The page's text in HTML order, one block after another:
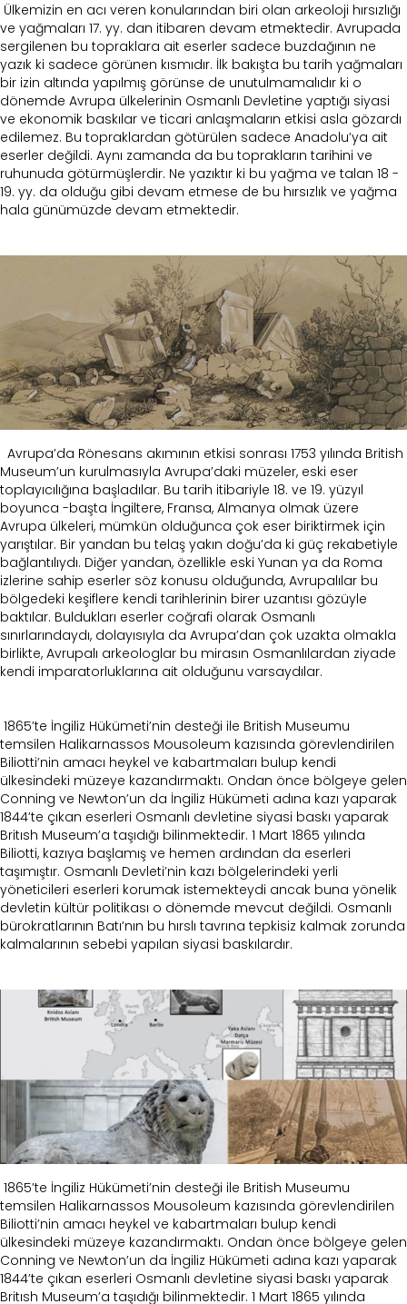
Ülkemizin en acı veren konularından biri olan arkeoloji hırsızlığı
ve yağmaları 17. yy. dan itibaren devam etmektedir. Avrupada
sergilenen bu topraklara ait eserler sadece buzdağının ne
yazık ki sadece görünen kısmıdır. İlk bakışta bu tarih yağmaları
bir izin altında yapılmış görünse de unutulmamalıdır ki o
dönemde Avrupa ülkelerinin Osmanlı Devletine yaptığı siyasi
ve ekonomik baskılar ve ticari anlaşmaların etkisi asla gözardı
edilemez. Bu topraklardan götürülen sadece Anadolu’ya ait
eserler değildi. Aynı zamanda da bu toprakların tarihini ve
ruhunuda götürmüşlerdir. Ne yazıktır ki bu yağma ve talan 18 -
19. yy. da olduğu gibi devam etmese de bu hırsızlık ve yağma
hala günümüzde devam etmektedir.
Avrupa’da Rönesans akımının etkisi sonrası 1753 yılında British
Museum’un kurulmasıyla Avrupa’daki müzeler, eski eser
toplayıcılığına başladılar. Bu tarih itibariyle 18. ve 19. yüzyıl
boyunca -başta İngiltere, Fransa, Almanya olmak üzere
Avrupa ülkeleri, mümkün olduğunca çok eser biriktirmek için
yarıştılar. Bir yandan bu telaş yakın doğu’da ki güç rekabetiyle
bağlantılıydı. Diğer yandan, özellikle eski Yunan ya da Roma
izlerine sahip eserler söz konusu olduğunda, Avrupalılar bu
bölgedeki keşiflere kendi tarihlerinin birer uzantısı gözüyle
baktılar. Buldukları eserler coğrafi olarak Osmanlı
sınırlarındaydı, dolayısıyla da Avrupa’dan çok uzakta olmakla
birlikte, Avrupalı arkeologlar bu mirasın Osmanlılardan ziyade
kendi imparatorluklarına ait olduğunu varsaydılar.
1865’te İngiliz Hükümeti’nin desteği ile British Museumu
temsilen Halikarnassos Mousoleum kazısında görevlendirilen
Biliotti’nin amacı heykel ve kabartmaları bulup kendi
ülkesindeki müzeye kazandırmaktı. Ondan önce bölgeye gelen
Conning ve Newton’un da İngiliz Hükümeti adına kazı yaparak
1844’te çıkan eserleri Osmanlı devletine siyasi baskı yaparak
Britısh Museum’a taşıdığı bilinmektedir. 1 Mart 1865 yılında
Biliotti, kazıya başlamış ve hemen ardından da eserleri
taşımıştır. Osmanlı Devleti’nin kazı bölgelerindeki yerli
yöneticileri eserleri korumak istemekteydi ancak buna yönelik
devletin kültür politikası o dönemde mevcut değildi. Osmanlı
bürokratlarının Batı’nın bu hırslı tavrına tepkisiz kalmak zorunda
kalmalarının sebebi yapılan siyasi baskılardır.
1865’te İngiliz Hükümeti’nin desteği ile British Museumu
temsilen Halikarnassos Mousoleum kazısında görevlendirilen
Biliotti’nin amacı heykel ve kabartmaları bulup kendi
ülkesindeki müzeye kazandırmaktı. Ondan önce bölgeye gelen
Conning ve Newton’un da İngiliz Hükümeti adına kazı yaparak
1844’te çıkan eserleri Osmanlı devletine siyasi baskı yaparak
Britısh Museum’a taşıdığı bilinmektedir. 1 Mart 1865 yılında